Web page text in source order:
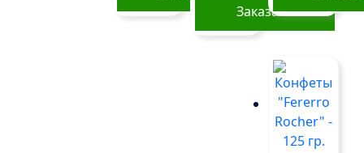
Заказать